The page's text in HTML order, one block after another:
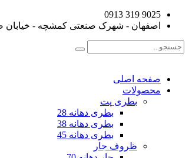
9025 319 0913
اصفهان - شهرک صنعتی کمشچه - خیابان
صفحه اصلی
محصولات
بطری پت
بطری دهانه 28
بطری دهانه 38
بطری دهانه 45
ظروف جار